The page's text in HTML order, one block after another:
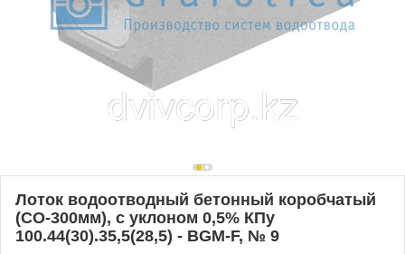
Лоток водоотводный бетонный коробчатый
(СО-300мм), с уклоном 0,5% КПу
100.44(30).35,5(28,5) - BGМ-F, № 9